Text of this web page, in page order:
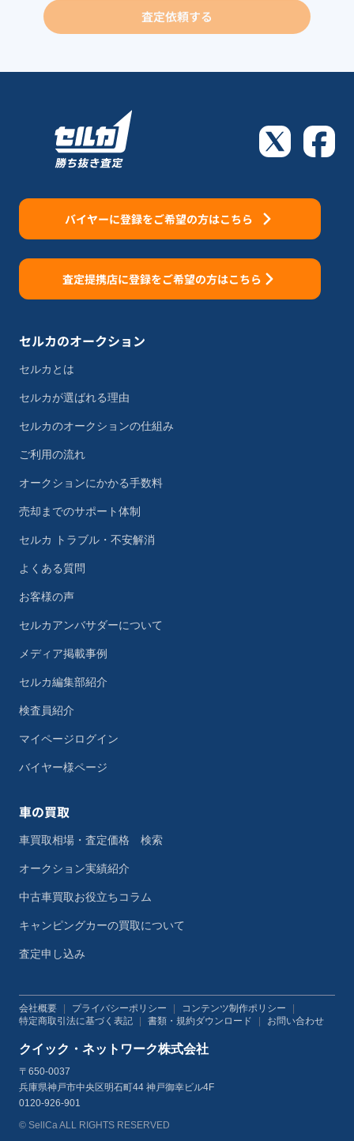
査定依頼する
バイヤーに登録をご希望の方はこちら
査定提携店に登録をご希望の方はこちら
セルカのオークション
セルカとは
セルカが選ばれる理由
セルカのオークションの仕組み
ご利用の流れ
オークションにかかる手数料
売却までのサポート体制
セルカ トラブル・不安解消
よくある質問
お客様の声
セルカアンバサダーについて
メディア掲載事例
セルカ編集部紹介
検査員紹介
マイページログイン
バイヤー様ページ
車の買取
車買取相場・査定価格 検索
オークション実績紹介
中古車買取お役立ちコラム
キャンピングカーの買取について
査定申し込み
会社概要 プライバシーポリシー コンテンツ制作ポリシー
特定商取引法に基づく表記
書類・規約ダウンロード お問い合わせ
クイック・ネットワーク株式会社
〒650-0037
兵庫県神戸市中央区明石町44 神戸御幸ビル4F
0120-926-901
© SellCa ALL RIGHTS RESERVED